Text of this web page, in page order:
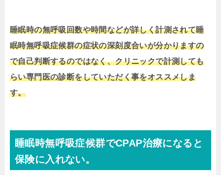
睡眠時の無呼吸回数や時間などが詳しく計測されて睡
眠時無呼吸症候群の症状の深刻度合いが分かりますの
で自己判断するのではなく、クリニックで計測しても
らい専門医の診断をしていただく事をオススメしま
す。
睡眠時無呼吸症候群でCPAP治療になると
保険に入れない。